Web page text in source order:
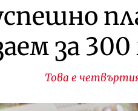
за 300
Това е